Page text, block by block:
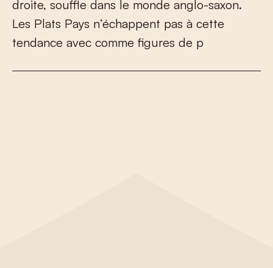
droite, soufe dans e monde ang o-saxon.
Les Plats Pays n’échappent pas à cette
tendance avec comme fgures de p